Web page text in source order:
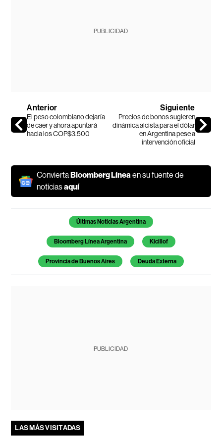
PUBLICIDAD
Anterior
El peso colombiano dejaría
de caer y ahora apuntará
hacia los COP$3.500
Siguiente
Precios de bonos sugieren
dinámica alcista para el dólar
en Argentina pese a
intervención oficial
Convierta Bloomberg Líneaen su fuente de
noticiasaquí
Temas de este artículoÚltimas Noticias Argentina
Bloomberg Línea Argentina Kicillof
Provincia de Buenos Aires Deuda Externa
PUBLICIDAD
LAS MÁS VISITADAS